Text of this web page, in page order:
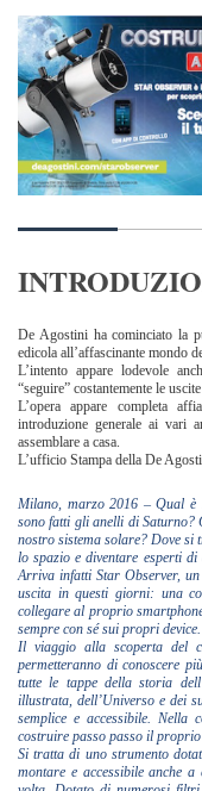
De Agostini ha cominciato la
edicola all’affascinante mondo
L’intento appare lodevole
“seguire” costantemente le
L’opera appare completa
introduzione generale ai vari
assemblare a casa.
L’ufficio Stampa della De
Milano, marzo 2016 – Qual è
sono fatti gli anelli di Saturno?
nostro sistema solare? Dove si
lo spazio e diventare esperti
Arriva infatti Star Observer,
uscita in questi giorni: una
collegare al proprio
sempre con sé sui propri device.
Il viaggio alla scoperta del
permetteranno di conoscere
tutte le tappe della storia
illustrata, dell’Universo e dei
semplice e accessibile.
costruire passo passo il
Si tratta di uno strumento
montare e accessibile anche